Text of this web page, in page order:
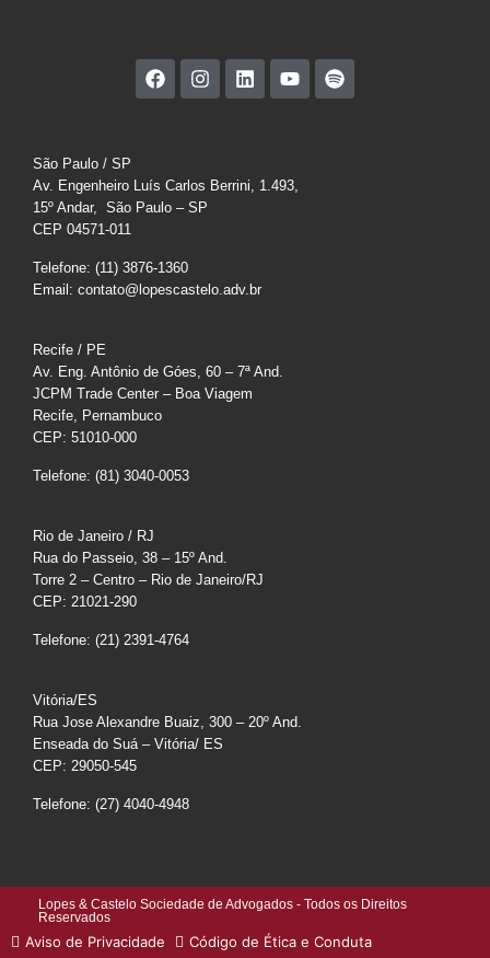
São Paulo / SP
Av. Engenheiro Luís Carlos Berrini, 1.493,
15º Andar, São Paulo – SP
CEP 04571-011
Telefone: (11) 3876-1360
Email: contato@lopescastelo.adv.br
Recife / PE
Av. Eng. Antônio de Góes, 60 – 7ª And.
JCPM Trade Center – Boa Viagem
Recife, Pernambuco
CEP: 51010-000
Telefone: (81) 3040-0053
Rio de Janeiro / RJ
Rua do Passeio, 38 – 15º And.
Torre 2 – Centro – Rio de Janeiro/RJ
CEP: 21021-290
Telefone: (21) 2391-4764
Vitória/ES
Rua Jose Alexandre Buaiz, 300 – 20º And.
Enseada do Suá – Vitória/ ES
CEP: 29050-545
Telefone: (27) 4040-4948
Lopes & Castelo Sociedade de Advogados - Todos os Direitos
Reservados
Aviso de Privacidade Código de Ética e Conduta